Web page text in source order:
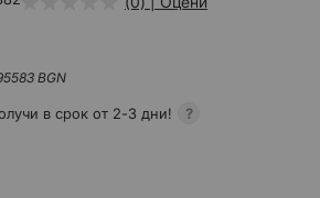
BGN
в срок от 2-3 дни!